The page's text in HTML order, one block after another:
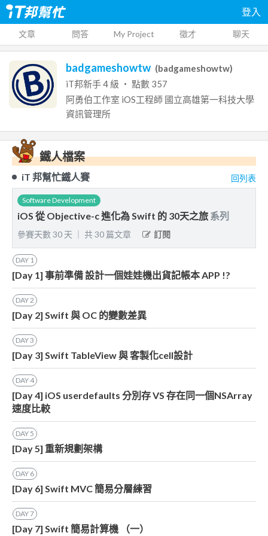
登入
文章 問答 My Project 徵才 聊天
badgameshowtw (badgameshowtw)
iT邦新手4 級 ‧ 點數 357
阿勇伯工作室 iOS工程師 國立高雄第一科技大學
資訊管理所
鐵人檔案
iT 邦幫忙鐵人賽 回列表
Software Development
iOS 從 Objective-c 進化為 Swift 的 30天之旅 系列
參賽天數30 天 共30 篇文章 訂閱
DAY 1
[Day 1] 事前準備 設計一個娃娃機出貨記帳本 APP !?
DAY2
[Day 2] Swift 與 OC 的變數差異
DAY3
[Day 3] Swift TableView 與 客製化cell設計
DAY4
[Day 4] iOS userdefaults 分別存 VS 存在同一個NSArray
速度比較
DAY5
[Day 5] 重新規劃架構
DAY 6
[Day 6] Swift MVC 簡易分層練習
DAY7
[Day 7] Swift 簡易計算機 （一）